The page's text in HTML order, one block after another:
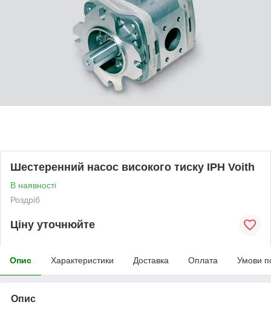
Шестеренний насос високого тиску ІРН Voith
В наявності
Роздріб
Ціну уточнюйте
Опис Характеристики Доставка Оплата Умови
Опис